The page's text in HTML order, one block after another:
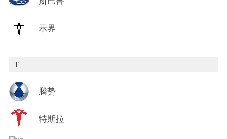
示界
T
腾势
特斯拉